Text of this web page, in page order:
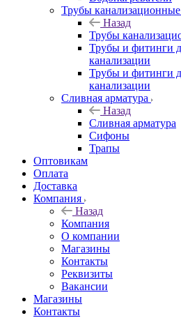
Трубы
Назад
Трубы
Трубы и фитинги
канализации
Трубы и фитинги
канализации
Сливная арматура
Назад
Сливная арматура
Сифоны
Трапы
Оптовикам
Оплата
Доставка
Компания
Назад
Компания
О компании
Магазины
Контакты
Реквизиты
Вакансии
Магазины
Контакты